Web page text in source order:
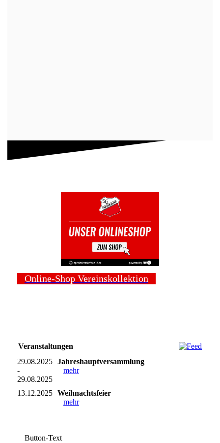
Online-Shop Vereinskollektion
Veranstaltungen
29.08.2025
-
29.08.2025
Jahreshauptversammlung
mehr
13.12.2025 Weihnachtsfeier
mehr
Button-Text